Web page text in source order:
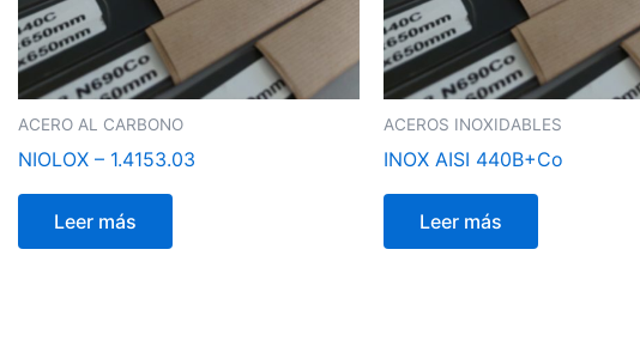
ACERO AL CARBONO
NIOLOX – 1.4153.03
Leer más
ACEROS INOXIDABLES
INOX AISI 440B+Co
Leer más